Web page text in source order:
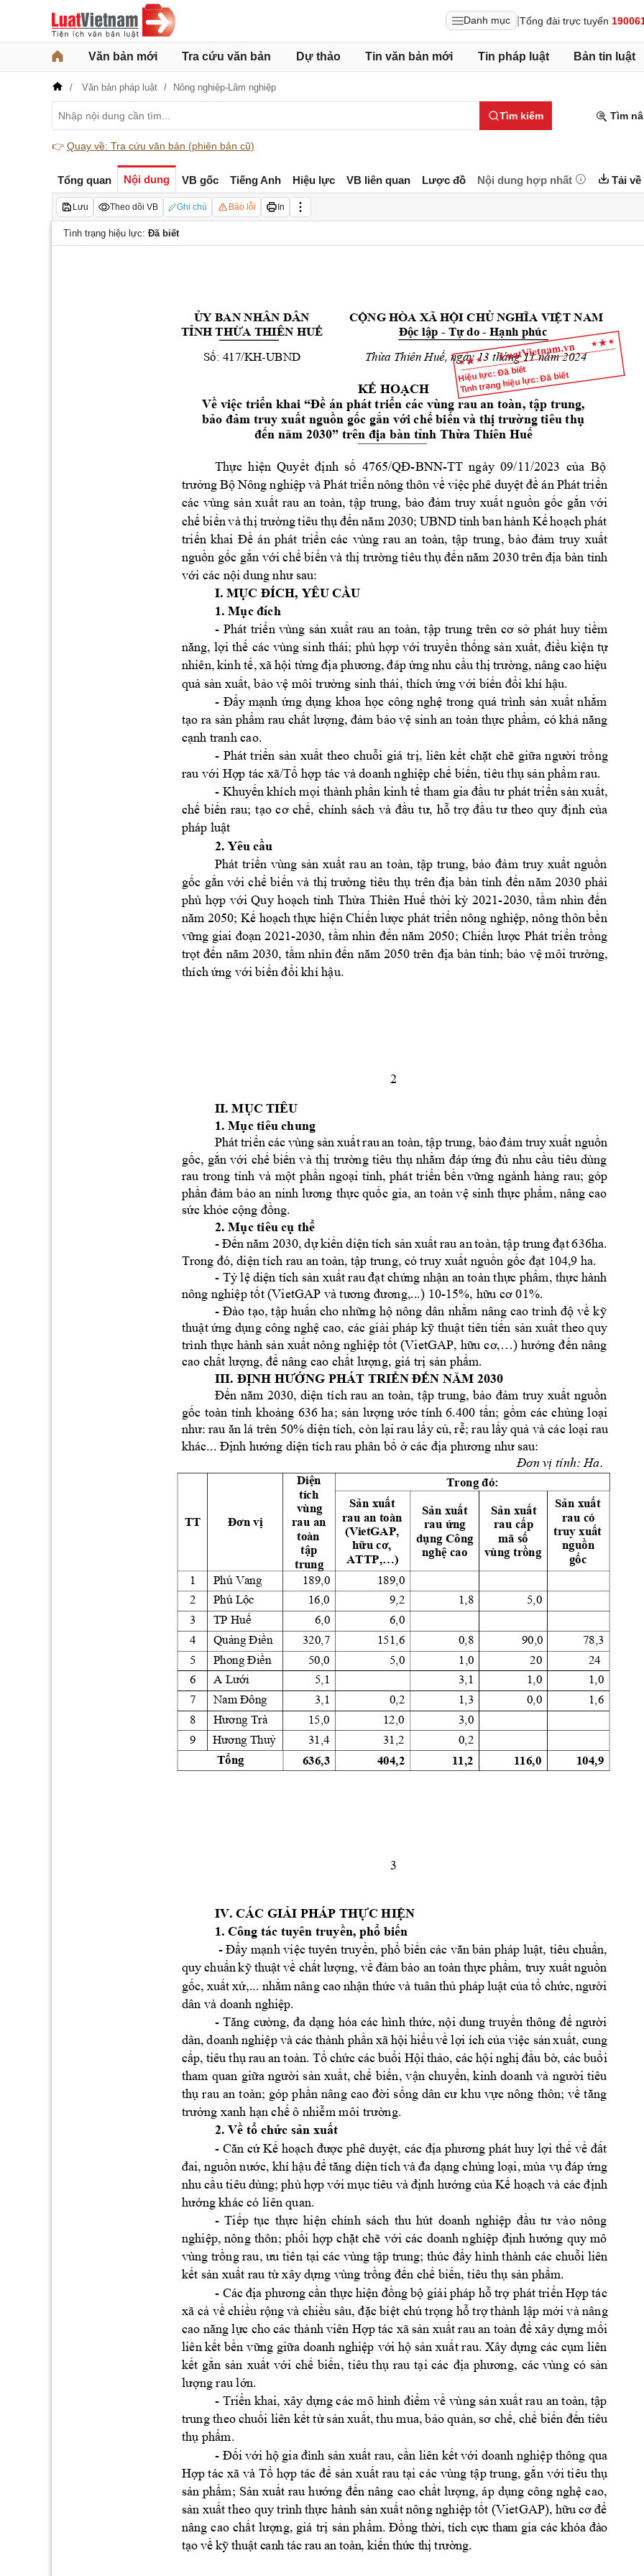
Danh mục Tổng đài trực tuyến
Văn bản mới Tra cứu văn bản Dự thảo Tin văn bản mới Tin pháp luật Bản tin luật
Văn bản pháp luật Nông nghiệp-Lâm nghiệp
Tìm kiếm Tìm
👉 Quay về: Tra cứu văn bản (phiên bản cũ)
Tổng quan Nội dung VB gốc Tiếng Anh Hiệu lực VB liên quan Lược đồ Nội dung hợp nhất Tải về
Lưu Theo dõi VB Ghi chú Báo lỗi In
Tình trạng hiệu lực: Đã biết
Hiệu lực: Đã biết
Tình trạng hiệu lực: Đã biết
ỦY BAN NHÂN DÂN
TỈNH THỪA THIÊN HUẾ
CỘNG HÒA XÃ HỘI CHỦ NGHĨA VIỆT NAM
Độc lập - Tự do - Hạnh phúc
Số: 417/KH-UBND Thừa Thiên Huế, ngày 13 tháng 11 năm 2024
KẾ HOẠCH
Về việc triển khai “Đề án phát triển các vùng rau an toàn, tập trung,
bảo đảm truy xuất nguồn gốc gắn với chế biến và thị trường tiêu thụ
đến năm 2030” trên địa bàn tỉnh Thừa Thiên Huế
Thực hiện Quyết định số 4765/QĐ-BNN-TT ngày 09/11/2023 của Bộ
trưởng BộNông nghiệp và Phát triển nông thôn về việc phê duyệt đềán Phát triển
các vùng sản xuất rau an toàn, tập trung, bảo đảm truy xuất nguồn gốc gắn với
chế biếnvà thị trườngtiêu thụ đến năm 2030; UBND tỉnh ban hành Kếhoạch phát
triển khai Đề án phát triển các vùng rau an toàn, tập trung, bảo đảm truy xuất
nguồn gốc gắn với chế biến và thị trường tiêu thụ đến năm 2030 trên địa bàn tỉnh
với các nội dung như sau:
I. MỤC ĐÍCH, YÊU CẦU
1. Mục đích
- Phát triển vùng sản xuất rau an toàn, tập trung trên cơ sở phát huy tiềm
năng, lợi thế các vùng sinh thái; phù hợp với truyền thống sản xuất, điều kiện tự
nhiên, kinh tế, xã hội từng địa phương,đáp ứng nhu cầuthị trường, nâng cao hiệu
quả sản xuất, bảo vệ môi trường sinh thái, thích ứng với biến đổi khí hậu.
- Đẩy mạnh ứng dụng khoa học công nghệ trong quá trình sản xuất nhằm
tạo ra sản phẩm rau chất lượng, đảm bảo vệ sinh an toàn thực phẩm, có khả năng
cạnh tranh cao.
- Phát triển sản xuất theo chuỗi giá trị, liên kết chặt chẽ giữa người trồng
rau với Hợp tác xã/Tổ hợp tác và doanh nghiệp chế biến, tiêu thụ sản phẩm rau.
- Khuyến khích mọi thành phần kinh tế tham gia đầu tư phát triển sản xuất,
chế biến rau; tạo cơ chế, chính sách và đầu tư, hỗ trợ đầu tư theo quy định của
pháp luật
2. Yêu cầu
Phát triển vùng sản xuất rau an toàn, tập trung, bảo đảm truy xuất nguồn
gốc gắn với chế biến và thị trường tiêu thụ trên địa bàn tỉnh đến năm 2030 phải
phù hợp với Quy hoạch tỉnh Thừa Thiên Huế thời kỳ 2021-2030, tầm nhìn đến
năm 2050; Kế hoạch thực hiện Chiến lược phát triển nông nghiệp, nông thôn bền
vững giai đoạn 2021-2030, tầm nhìn đến năm 2050; Chiến lược Phát triển trồng
trọt đến năm 2030, tầm nhìn đến năm 2050 trên địa bàn tỉnh; bảo vệ môi trường,
thích ứng với biến đổi khí hậu.
2
II. MỤC TIÊU
1. Mục tiêu chung
Phát triển các vùng sản xuấtrau an toàn, tập trung, bảođảm truy xuất nguồn
gốc, gắn với chế biến và thị trường tiêu thụ nhằm đáp ứng đủ nhu cầu tiêu dùng
rau trong tỉnh và một phần ngoại tỉnh, phát triển bền vững ngành hàng rau; góp
phần đảm bảo an ninh lương thực quốc gia, an toàn vệ sinh thực phẩm, nâng cao
sức khỏe cộng đồng.
2. Mục tiêu cụ thể
- Đến năm 2030, dự kiến diện tích sản xuất rau an toàn, tập trung đạt636ha.
Trong đó, diện tích rau an toàn, tập trung, có truy xuất nguồn gốc đạt 104,9 ha.
- Tỷ lệ diện tích sản xuất rau đạt chứng nhận an toàn thực phẩm, thực hành
nông nghiệp tốt (VietGAP và tương đương,...) 10-15%, hữu cơ 01%.
- Đào tạo, tập huấn cho những hộ nông dân nhằm nâng cao trình độ về kỹ
thuật ứng dụng công nghệ cao, các giải pháp kỹ thuật tiên tiến sản xuất theo quy
trình thực hành sản xuất nông nghiệp tốt (VietGAP, hữu cơ,…) hướng đến nâng
cao chất lượng, để nâng cao chất lượng, giá trị sản phẩm.
III. ĐỊNH HƯỚNG PHÁT TRIỂN ĐẾN NĂM 2030
Đến năm 2030, diện tích rau an toàn, tập trung, bảo đảm truy xuất nguồn
gốc toàn tỉnh khoảng 636 ha; sản lượng ước tính 6.400 tấn; gồm các chủng loại
như: rau ăn lá trên 50% diện tích, còn lại rau lấy củ,rễ; rau lấy quả và các loại rau
khác... Định hướng diện tích rau phân bố ở các địa phương như sau:
Đơn vị tính: Ha.
Trong đó:
TT Đơn vị
Diện
tích
vùng
rau an
toàn
tập
trung
Sản xuất
rau an toàn
(VietGAP,
hữu cơ,
ATTP,…)
Sản xuất
rau ứng
dụng Công
nghệ cao
Sản xuất
rau cấp
mã số
vùng trồng
Sản xuất
rau có
truy xuất
nguồn
gốc
1
Phú Vang 189,0
189,0
2
Phú Lộc 16,0 9,2 1,8
5,0
3
TP Huế 6,0
6,0
4
Quảng Điền 320,7 151,6 0,8 90,0
78,3
5
Phong Điền 50,0 5,0 1,0 20
24
6
A Lưới 5,1 3,1 1,0
1,0
7
Nam Đông 3,1 0,2 1,3 0,0
1,6
8
Hương Trà 15,0 12,0
3,0
9
Hương Thuỷ 31,4 31,2
0,2
Tổng
636,3 404,2 11,2 116,0 104,9
3
IV. CÁC GIẢI PHÁP THỰC HIỆN
1. Công tác tuyên truyền, phổ biến
- Đẩy mạnh việc tuyên truyền, phổ biến các văn bản pháp luật, tiêu chuẩn,
quy chuẩnkỹ thuật về chất lượng, về đảm bảo an toàn thực phẩm, truy xuất nguồn
gốc, xuất xứ,... nhằm nâng cao nhận thức và tuân thủ pháp luật củatổ chức,người
dân và doanh nghiệp.
- Tăng cường, đa dạng hóa các hình thức, nội dung truyền thông để người
dân, doanh nghiệp và các thành phần xã hội hiểuvề lợi ích của việc sản xuất, cung
cấp, tiêu thụ rau an toàn. Tổ chức các buổi Hội thảo, các hội nghị đầu bờ, các buổi
tham quan giữa người sản xuất, chế biến, vận chuyển, kinh doanh và người tiêu
thụ rau an toàn; góp phần nâng cao đời sống dân cư khu vực nông thôn; về tăng
trưởng xanh hạn chế ô nhiễm môi trường.
2. Về tổ chức sản xuất
- Căn cứ Kế hoạch được phê duyệt, các địa phương phát huy lợi thế về đất
đai, nguồn nước, khí hậu để tăng diện tích và đa dạng chủng loại, mùa vụ đáp ứng
nhu cầu tiêu dùng; phù hợp với mục tiêu và định hướng của Kế hoạch và các định
hướng khác có liên quan.
- Tiếp tục thực hiện chính sách thu hút doanh nghiệp đầu tư vào nông
nghiệp, nông thôn; phối hợp chặt chẽ với các doanh nghiệp định hướng quy mô
vùng trồng rau, ưu tiên tại các vùng tập trung; thúc đẩy hình thành các chuỗi liên
kết sản xuất rau từ xây dựng vùng trồng đến chế biến, tiêu thụ sản phẩm.
- Các địa phương cần thực hiện đồngbộ giải pháp hỗ trợ phát triển Hợp tác
xã cả về chiều rộng và chiều sâu, đặc biệt chú trọng hỗ trợ thành lập mới và nâng
cao năng lực cho các thành viên Hợp tác xã sản xuất rau an toàn để xây dựng mối
liên kết bền vững giữa doanh nghiệp với hộ sản xuất rau. Xây dựng các cụm liên
kết gắn sản xuất với chế biến, tiêu thụ rau tại các địa phương, các vùng có sản
lượng rau lớn.
- Triển khai, xây dựng các mô hình điểm về vùng sản xuất rau an toàn, tập
trung theo chuối liên kết từ sản xuất,thu mua, bảo quản, sơ chế, chế biến đến tiêu
thụ phẩm.
- Đối với hộ gia đình sản xuất rau, cần liên kết với doanh nghiệp thông qua
Hợp tác xã và Tổ hợp tác để sản xuất rau tại các vùng tập trung, gắn với tiêu thụ
sản phẩm; Sản xuất rau hướng đến nâng cao chất lượng, áp dụng công nghệ cao,
sản xuấttheo quy trình thực hành sản xuất nông nghiệp tốt (VietGAP), hữu cơ để
nâng cao chất lượng, giá trị sản phẩm. Đồng thời, tích cực tham gia các khóa đào
tạo về kỹ thuật canh tác rau an toàn, kiến thức thị trường.